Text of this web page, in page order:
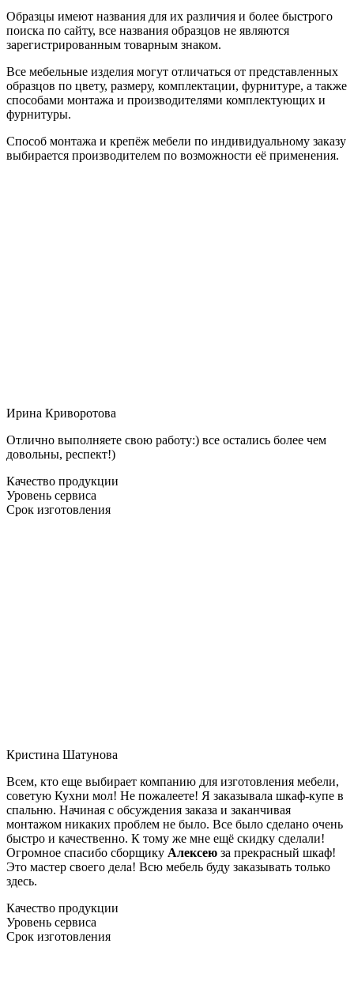
Образцы имеют названия для их различия и более быстрого
поиска по сайту, все названия образцов не являются
зарегистрированным товарным знаком.
Все мебельные изделия могут отличаться от представленных
образцов по цвету, размеру, комплектации, фурнитуре, а также
способами монтажа и производителями комплектующих и
фурнитуры.
Способ монтажа и крепёж мебели по индивидуальному заказу
выбирается производителем по возможности её применения.
Ирина Криворотова
Отлично выполняете свою работу:) все остались более чем
довольны, респект!)
Качество продукции
Уровень сервиса
Срок изготовления
Кристина Шатунова
Всем, кто еще выбирает компанию для изготовления мебели,
советую Кухни мол! Не пожалеете! Я заказывала шкаф-купе в
спальню. Начиная с обсуждения заказа и заканчивая
монтажом никаких проблем не было. Все было сделано очень
быстро и качественно. К тому же мне ещё скидку сделали!
Огромное спасибо сборщику Алексею за прекрасный шкаф!
Это мастер своего дела! Всю мебель буду заказывать только
здесь.
Качество продукции
Уровень сервиса
Срок изготовления